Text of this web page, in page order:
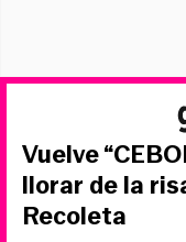
Vuelve
llorar de la
Recoleta